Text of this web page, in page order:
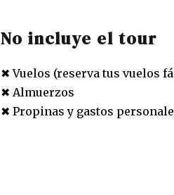
No incluye el tour
✖ Vuelos (reserva tus vuelos
✖ Almuerzos
✖ Propinas y gastos